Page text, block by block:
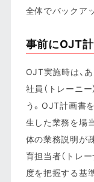
全体でバックア
事前にOJT
OJT実施時は、
社員（トレーニ
う。OJT計画書
生した業務を場
体の業務説明が
育担当者（トレ
度を把握する基